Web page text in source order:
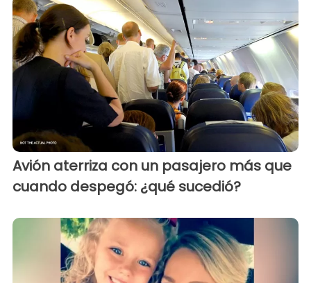
Avión aterriza con un pasajero más que
cuando despegó: ¿qué sucedió?